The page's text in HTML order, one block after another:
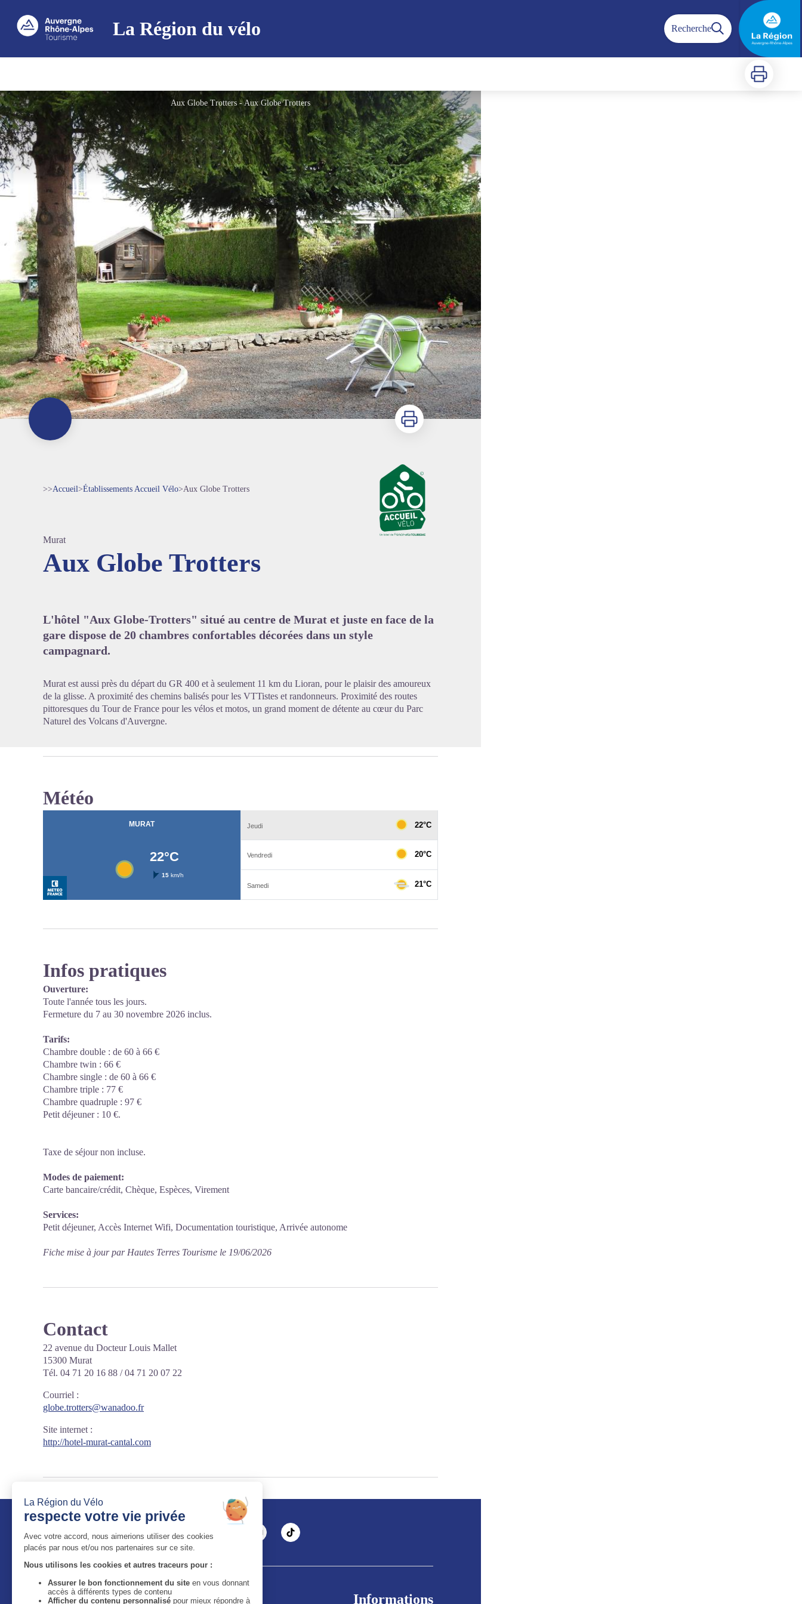
La Région du vélo Recherche
Imprimer
Aux Globe Trotters - Aux Globe Trotters
Imprimer
>>Accueil>Établissements Accueil Vélo>Aux Globe Trotters
Murat
Aux Globe Trotters
L'hôtel "Aux Globe-Trotters" situé au centre de Murat et juste en face de la
gare dispose de 20 chambres confortables décorées dans un style
campagnard.
Murat est aussi près du départ du GR 400 et à seulement 11 km du Lioran, pour le plaisir des amoureux
de la glisse. A proximité des chemins balisés pour les VTTistes et randonneurs. Proximité des routes
pittoresques du Tour de France pour les vélos et motos, un grand moment de détente au cœur du Parc
Naturel des Volcans d'Auvergne.
Météo
Infos pratiques
Ouverture:
Toute l'année tous les jours.
Fermeture du 7 au 30 novembre 2026 inclus.
Tarifs:
Chambre double : de 60 à 66 €
Chambre twin : 66 €
Chambre single : de 60 à 66 €
Chambre triple : 77 €
Chambre quadruple : 97 €
Petit déjeuner : 10 €.
Taxe de séjour non incluse.
Modes de paiement:
Carte bancaire/crédit, Chèque, Espèces, Virement
Services:
Petit déjeuner, Accès Internet Wifi, Documentation touristique, Arrivée autonome
Fiche mise à jour par Hautes Terres Tourisme le 19/06/2026
Contact
22 avenue du Docteur Louis Mallet
15300 Murat
Tél. 04 71 20 16 88 / 04 71 20 07 22
Courriel :
globe.trotters@wanadoo.fr
Site internet :
http://hotel-murat-cantal.com
Auvergne-Rhône-Alpes Tourisme Informations